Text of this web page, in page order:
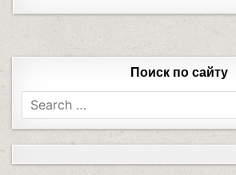
Поиск по сайту